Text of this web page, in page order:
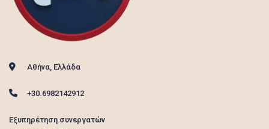
Αθήνα, Ελλάδα
+30.6982142912
Εξυπηρέτηση συνεργατών